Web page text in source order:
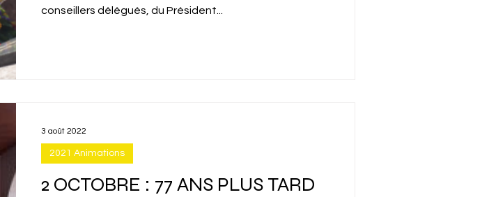
conseillers délégués, du Président...
2 OCTOBRE : 77 ANS PLUS TARD
2021 Animations
3 août 2022